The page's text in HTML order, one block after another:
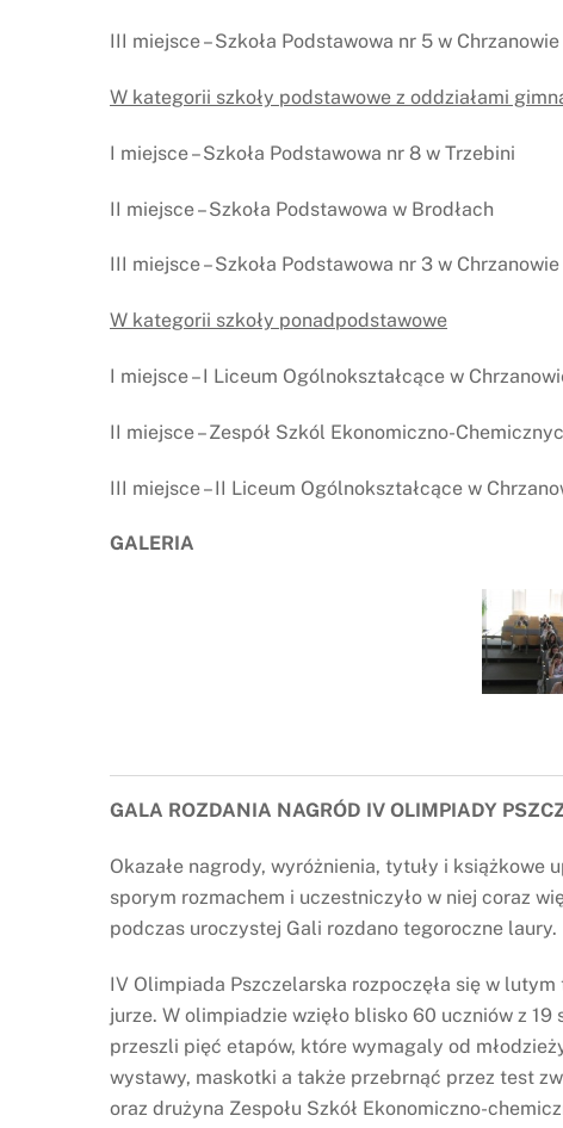
III miejsce – Szkoła Podstawowa nr 5 w Chrzanowie
W kategorii szkoły podstawowe z oddziałami
I miejsce – Szkoła Podstawowa nr 8 w Trzebini
II miejsce – Szkoła Podstawowa w Brodłach
III miejsce – Szkoła Podstawowa nr 3 w Chrzanowie
W kategorii szkoły ponadpodstawowe
I miejsce – I Liceum Ogólnokształcące w
II miejsce – Zespół Szkól Ekonomiczno-
III miejsce – II Liceum Ogólnokształcące w
GALERIA
GALA ROZDANIA NAGRÓD IV OLIMPIADY
Okazałe nagrody, wyróżnienia, tytuły i
sporym rozmachem i uczestniczyło w niej coraz
podczas uroczystej Gali rozdano tegoroczne laury.
IV Olimpiada Pszczelarska rozpoczęła się w
jurze. W olimpiadzie wzięło blisko 60 uczniów z
przeszli pięć etapów, które wymagaly od
wystawy, maskotki a także przebrnąć przez test
oraz drużyna Zespołu Szkół Ekonomiczno-